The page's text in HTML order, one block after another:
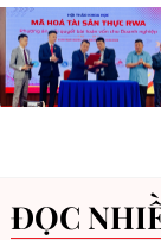
ĐỌC